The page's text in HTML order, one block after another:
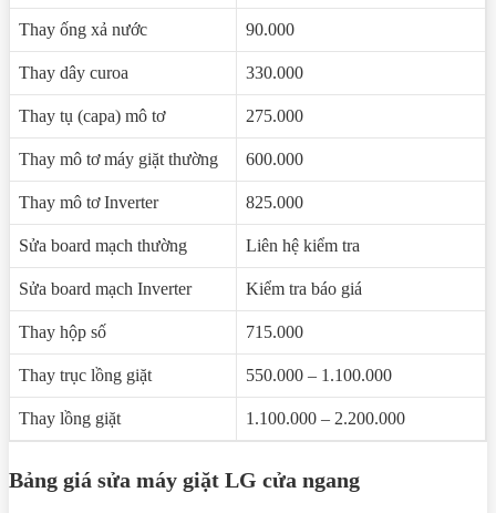
Thay ống xả nước 90.000
Thay dây curoa 330.000
Thay tụ (capa) mô tơ 275.000
Thay mô tơ máy giặt thường 600.000
Thay mô tơ Inverter 825.000
Sửa board mạch thường Liên hệ kiểm tra
Sửa board mạch Inverter Kiểm tra báo giá
Thay hộp số 715.000
Thay trục lồng giặt 550.000 – 1.100.000
Thay lồng giặt 1.100.000 – 2.200.000
Bảng giá sửa máy giặt LG cửa ngang